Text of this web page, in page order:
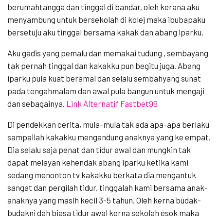
berumahtangga dan tinggal di bandar, oleh kerana aku
menyambung untuk bersekolah di kolej maka ibubapaku
bersetuju aku tinggal bersama kakak dan abang iparku.
Aku gadis yang pemalu dan memakai tudung , sembayang
tak pernah tinggal dan kakakku pun begitu juga. Abang
iparku pula kuat beramal dan selalu sembahyang sunat
pada tengahmalam dan awal pula bangun untuk mengaji
dan sebagainya. Link Alternatif Fastbet99
Di pendekkan cerita, mula-mula tak ada apa-apa berlaku
sampailah kakakku mengandung anaknya yang ke empat.
Dia selalu saja penat dan tidur awal dan mungkin tak
dapat melayan kehendak abang iparku ketika kami
sedang menonton tv kakakku berkata dia mengantuk
sangat dan pergilah tidur, tinggalah kami bersama anak-
anaknya yang masih kecil 3-5 tahun. Oleh kerna budak-
budakni dah biasa tidur awal kerna sekolah esok maka